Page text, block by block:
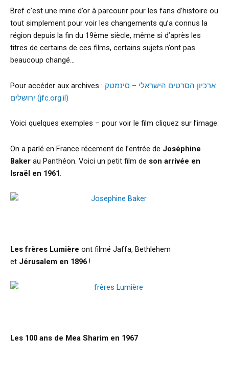
Bref c’est une mine d’or à parcourir pour les fans d’histoire ou
tout simplement pour voir les changements qu’a connus la
région depuis la fin du 19ème siècle, même si d’après les
titres de certains de ces films, certains sujets n’ont pas
beaucoup changé…
Pour accéder aux archives : ארכיון הסרטים הישראלי – סינמטק
ירושלים (jfc.org.il)
Voici quelques exemples – pour voir le film cliquez sur l’image.
On a parlé en France récement de l’entrée de Joséphine
Baker au Panthéon. Voici un petit film de son arrivée en
Israël en 1961.
Les frères Lumière ont filmé Jaffa, Bethlehem
et Jérusalem en 1896 !
Les 100 ans de Mea Sharim en 1967